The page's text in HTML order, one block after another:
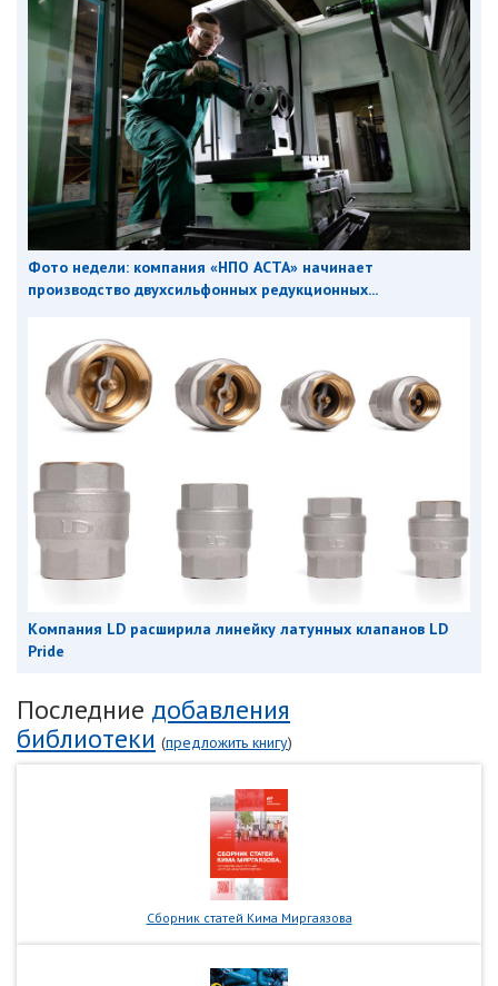
Фото недели: компания «НПО АСТА» начинает
производство двухсильфонных редукционных...
Компания LD расширила линейку латунных клапанов LD
Pride
Последние добавления
библиотеки (предложить книгу)
Сборник статей Кима Миргаязова